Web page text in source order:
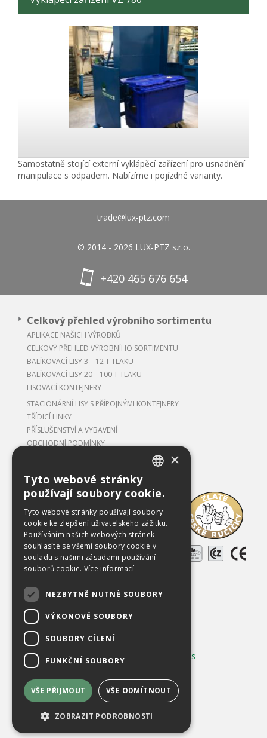
Samostatně stojící externí vyklápěcí zařízení pro usnadnění
manipulace s odpadem. Nabízíme i pojízdné varianty.
trade@lux-ptz.com
© 2014 - 2026 LUX-PTZ s.r.o.
+420 465 676 654
Celkový přehled výrobního sortimentu
APLIKACE NAŠICH VÝROBKŮ
CELKOVÝ PŘEHLED VÝROBNÍHO SORTIMENTU
BALÍKOVACÍ LISY 3 – 12 T TLAKU
BALÍKOVACÍ LISY 20 – 100 T TLAKU
LISOVACÍ KONTEJNERY
STACIONÁRNÍ LISY S PŘÍPOJNÝMI KONTEJNERY
TŘÍDICÍ LINKY
PŘÍSLUŠENSTVÍ A VYBAVENÍ
OBCHODNÍ PODMÍNKY
Ke stažení
O společnosti
Kariéra
Reference
Kontakty
Chráněno službou reCAPTCHA
Ochrana soukromí
- Smluvní podmínky
Používání cookies|Změnit nastavení cookies
×
Tyto webové stránky
používají soubory cookie.
Tyto webové stránky používají soubory
cookie ke zlepšení uživatelského zážitku.
Používáním našich webových stránek
souhlasíte se všemi soubory cookie v
souladu s našimi zásadami používání
souborů cookie. Více informací
NEZBYTNĚ NUTNÉ SOUBORY
VÝKONOVÉ SOUBORY
SOUBORY CÍLENÍ
FUNKČNÍ SOUBORY
VŠE PŘIJMOUT VŠE ODMÍTNOUT
ZOBRAZIT PODROBNOSTI